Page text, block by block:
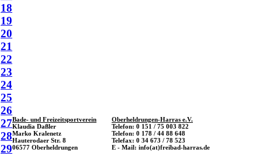
18
19
20
21
22
23
24
25
26
27
28
29
Bade- und Freizeitsportverein
Klaudia Daßler
Marko Kralenetz
Hauterodaer Str. 8
06577 Oberheldrungen
Oberheldrungen-Harras e.V.
Telefon: 0 151 / 75 003 822
Telefon: 0 178 / 44 88 648
Telefax: 0 34 673 / 78 523
E - Mail: info(at)freibad-harras.de